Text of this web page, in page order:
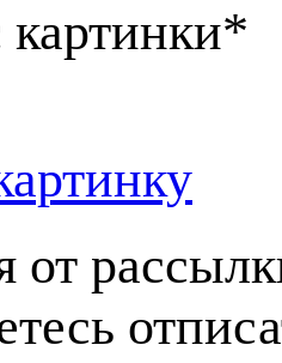
*
от